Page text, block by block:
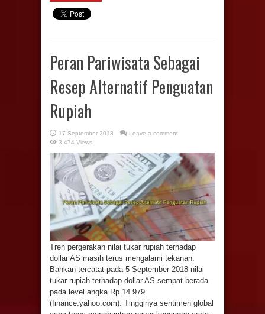
Peran Pariwisata Sebagai
Resep Alternatif Penguatan
Rupiah
17 September 2018
Leave a comment
3,474 Views
Tren pergerakan nilai tukar rupiah terhadap
dollar AS masih terus mengalami tekanan.
Bahkan tercatat pada 5 September 2018 nilai
tukar rupiah terhadap dollar AS sempat berada
pada level angka Rp 14.979
(finance.yahoo.com). Tingginya sentimen global